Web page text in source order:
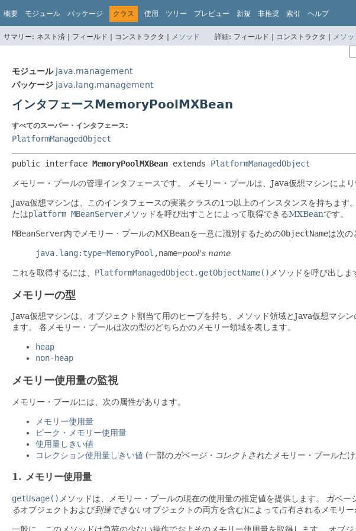
概要 モジュール パッケージ クラス 使用 ツリー プレビュー 新規 非推奨 索引 ヘルプ
サマリー: ネスト済 | フィールド | コンストラクタ | メソッド 詳細: フィールド | コンストラクタ | メソッ
モジュール java.management
パッケージ java.lang.management
インタフェースMemoryPoolMXBean
すべてのスーパー・インタフェース:
PlatformManagedObject
public interface MemoryPoolMXBean extends PlatformManagedObject
メモリー・プールの管理インタフェースです。 メモリー・プールは、Java仮想マシンによ
Java仮想マシンは、このインタフェースの実装クラスの1つ以上のインスタンスを持ちます。
たはplatform MBeanServer メソッドを呼び出すことによって取得できるMXBeanです。
MBeanServer内でメモリー・プールのMXBeanを一意に識別するためのObjectNameは次の
java.lang:type=MemoryPool ,name=pool's name
これを取得するには、 PlatformManagedObject.getObjectName() メソッドを呼び出しま
メモリーの型
Java仮想マシンは、オブジェクト割当て用のヒープを持ち、メソッド領域とJava仮想マシ
ます。
各メモリー・プールは次の型のどちらかのメモリー領域を表します。
heap
non-heap
メモリー使用量の監視
メモリー・プールには、次の属性があります。
メモリー使用量
ピーク・メモリー使用量
使用量しきい値
コレクション使用量しきい値 (一部のガベージ・コレクトされたメモリー・プールだ
1. メモリー使用量
getUsage() メソッドは、メモリー・プールの現在の使用量の推定値を提供します。 ガベー
るオブジェクトおよび到達できないオブジェクトの両方を含む)によって占有されるメモリー